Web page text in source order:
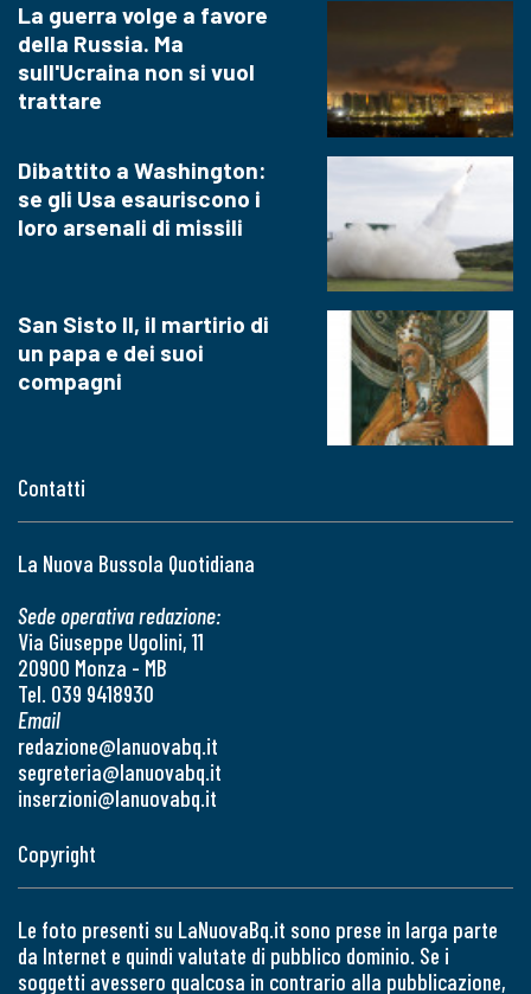
Contatti
La Nuova Bussola Quotidiana
Sede operativa redazione:
Via Giuseppe Ugolini, 11
20900 Monza - MB
Tel. 039 9418930
Email
redazione@lanuovabq.it
segreteria@lanuovabq.it
inserzioni@lanuovabq.it
La guerra volge a favore
della Russia. Ma
sull'Ucraina non si vuol
trattare
Dibattito a Washington:
se gli Usa esauriscono i
loro arsenali di missili
San Sisto II, il martirio di
un papa e dei suoi
compagni
Copyright
Le foto presenti su LaNuovaBq.it sono prese in larga parte
da Internet e quindi valutate di pubblico dominio. Se i
soggetti avessero qualcosa in contrario alla pubblicazione,